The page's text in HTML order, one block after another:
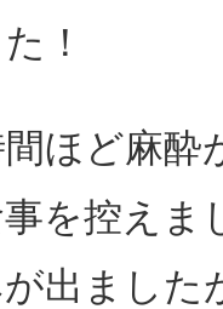
！
ほど麻酔
を控えま
出ました